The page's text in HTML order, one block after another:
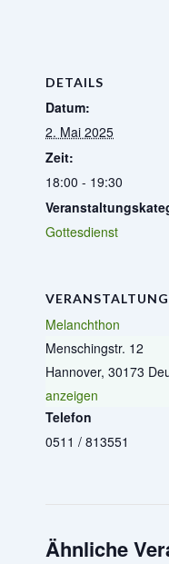
DETAILS
Datum:
2. Mai 2025
Zeit:
18:00 - 19:30
Gottesdienst
Melanchthon
Menschingstr. 12
Hannover, 30173
anzeigen
Telefon
0511 / 813551
Ähnliche